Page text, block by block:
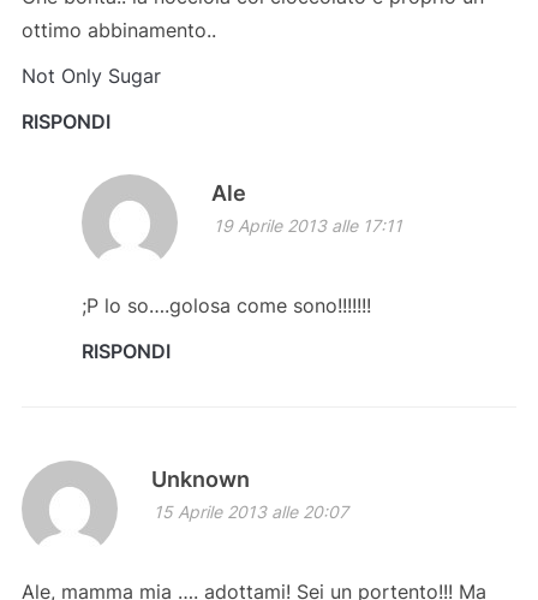
ottimo abbinamento..
Not Only Sugar
RISPONDI
Ale
19 Aprile 2013 alle 17:11
;P lo so….golosa come sono!!!!!!!
RISPONDI
Unknown
15 Aprile 2013 alle 20:07
Ale, mamma mia …. adottami! Sei un portento!!! Ma